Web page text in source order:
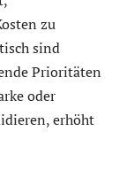
zu
sind
Prioritäten
oder
erhöht